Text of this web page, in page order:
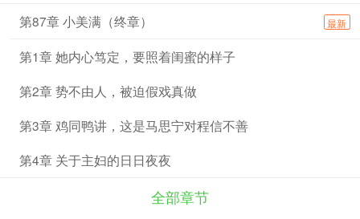
第87章 小美满（终章） 最新
第1章 她内心笃定，要照着闺蜜的样子
第2章 势不由人，被迫假戏真做
第3章 鸡同鸭讲，这是马思宁对程信不善
第4章 关于主妇的日日夜夜
全部章节